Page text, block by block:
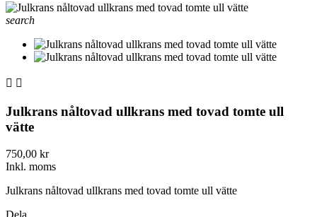
search
 
Julkrans nåltovad ullkrans med tovad tomte ull
vätte
750,00 kr
Inkl. moms
Julkrans nåltovad ullkrans med tovad tomte ull vätte